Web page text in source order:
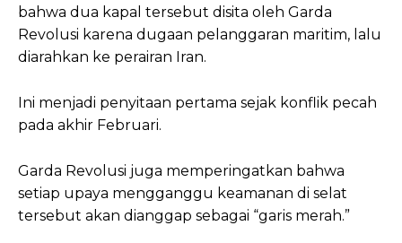
bahwa dua kapal tersebut disita oleh Garda
Revolusi karena dugaan pelanggaran maritim, lalu
diarahkan ke perairan Iran.
Ini menjadi penyitaan pertama sejak konflik pecah
pada akhir Februari.
Garda Revolusi juga memperingatkan bahwa
setiap upaya mengganggu keamanan di selat
tersebut akan dianggap sebagai “garis merah.”